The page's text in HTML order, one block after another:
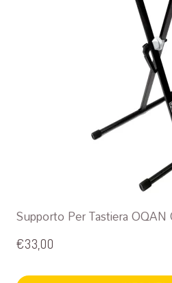
Supporto Per Tastiera OQAN
€33,00